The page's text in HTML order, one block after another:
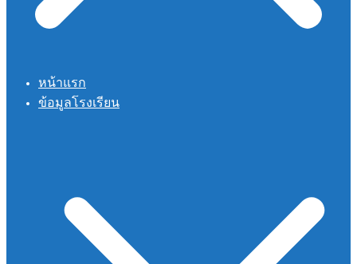
หน้าแรก
ข้อมูลโรงเรียน